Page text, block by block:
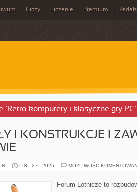
Ciszy Liczenie Premium
‘Retro-komputery i klasyczne gry
I KONSTRUKCJE I
LIS - 27 - 2025 MOŻLIWOŚĆ
Forum Lotnicze to